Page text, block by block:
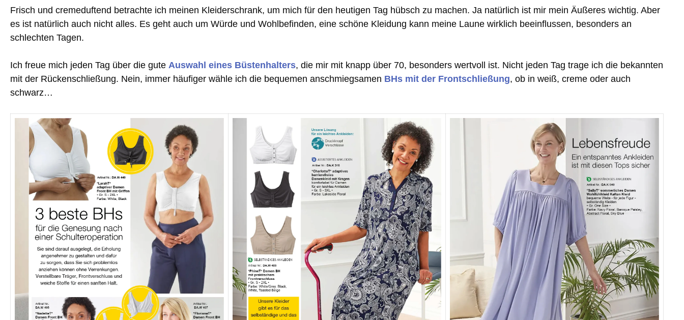
Frisch und cremeduftend betrachte ich meinen Kleiderschrank, um mich für den heutigen Tag hübsch zu machen. Ja natürlich ist mir mein Äußeres wichtig. Aber
es ist natürlich auch nicht alles. Es geht auch um Würde und Wohlbefinden, eine schöne Kleidung kann meine Laune wirklich beeinflussen, besonders an
schlechten Tagen.
Ich freue mich jeden Tag über die gute Auswahl eines Büstenhalters, die mir mit knapp über 70, besonders wertvoll ist. Nicht jeden Tag trage ich die bekannten
mit der Rückenschließung. Nein, immer häufiger wähle ich die bequemen anschmiegsamen BHs mit der Frontschließung, ob in weiß, creme oder auch
schwarz…